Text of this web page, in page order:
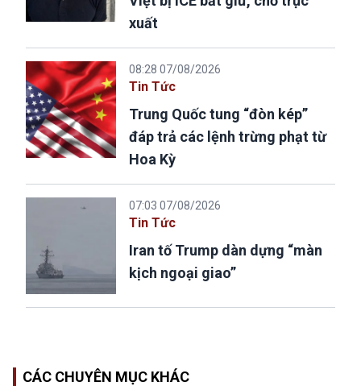
xuất
08:28 07/08/2026
Tin Tức
Trung Quốc tung “đòn kép”
đáp trả các lệnh trừng phạt từ
Hoa Kỳ
07:03 07/08/2026
Tin Tức
Iran tố Trump dàn dựng “màn
kịch ngoại giao”
CÁC CHUYÊN MỤC KHÁC